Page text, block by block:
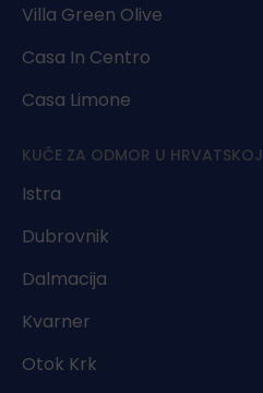
Villa Green Olive
Casa In Centro
Casa Limone
KUĆE ZA ODMOR U HRVATSKOJ
Istra
Dubrovnik
Dalmacija
Kvarner
Otok Krk